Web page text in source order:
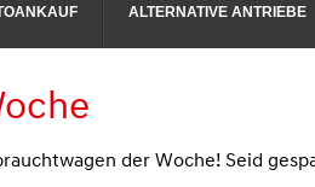
ALTERNATIVE ANTRIEBE
der Woche! Seid